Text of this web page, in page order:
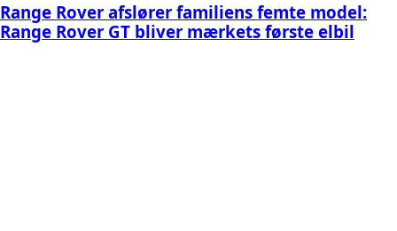
Range Rover afslører familiens femte model:
Range Rover GT bliver mærkets første elbil